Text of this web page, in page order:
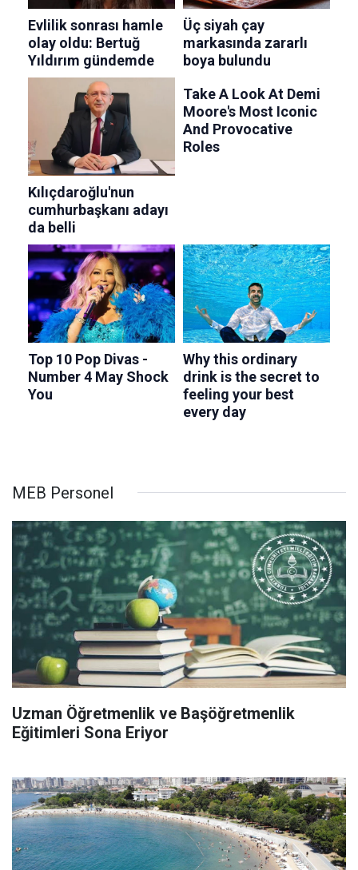
MEB Personel
Uzman Öğretmenlik ve Başöğretmenlik
Eğitimleri Sona Eriyor